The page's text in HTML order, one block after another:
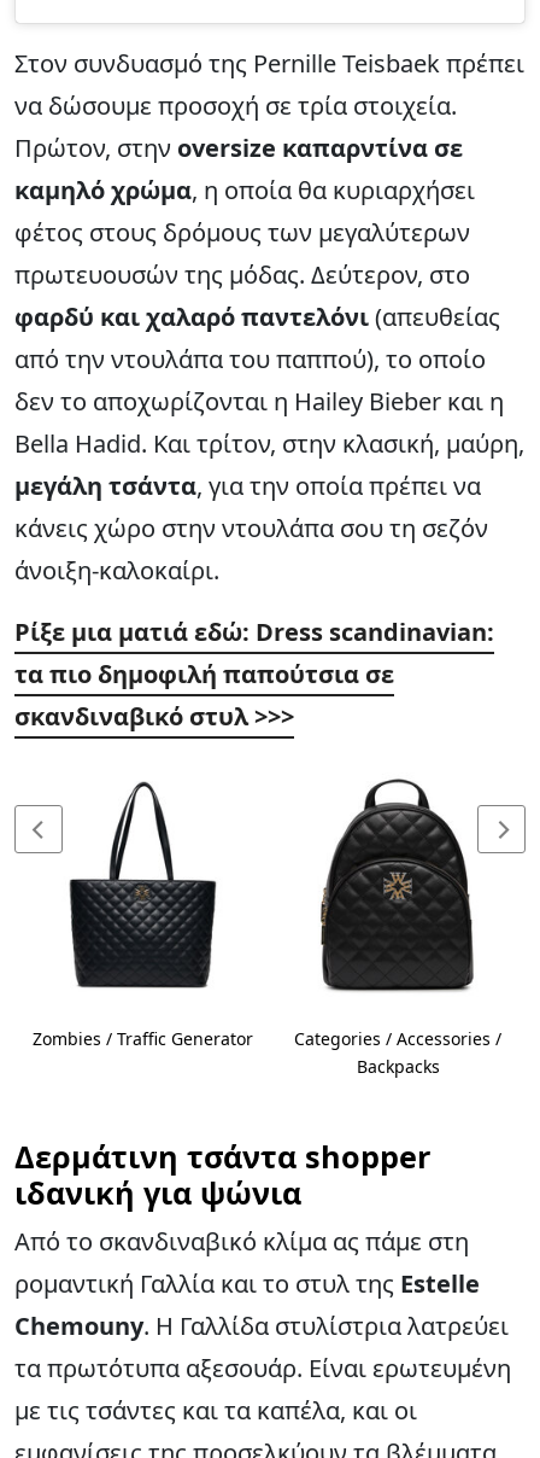
Στον συνδυασμό της Pernille Teisbaek πρέπει
να δώσουμε προσοχή σε τρία στοιχεία.
Πρώτον, στην oversize καπαρντίνα σε
καμηλό χρώμα, η οποία θα κυριαρχήσει
φέτος στους δρόμους των μεγαλύτερων
πρωτευουσών της μόδας. Δεύτερον, στο
φαρδύ και χαλαρό παντελόνι(απευθείας
από την ντουλάπα του παππού), το οποίο
δεν το αποχωρίζονται η Hailey Bieber και η
Bella Hadid. Και τρίτον, στην κλασική, μαύρη,
μεγάλη τσάντα, για την οποία πρέπει να
κάνεις χώρο στην ντουλάπα σου τη σεζόν
άνοιξη-καλοκαίρι.
Ρίξε μια ματιά εδώ: Dress scandinavian:
τα πιο δημοφιλή παπούτσια σε
σκανδιναβικό στυλ >>>
Zombies / Traffic Generator
Categories / Accessories /
Backpacks
Δερμάτινη τσάντα shopper
ιδανική για ψώνια
Από το σκανδιναβικό κλίμα ας πάμε στη
ρομαντική Γαλλία και το στυλ της Estelle
Chemouny. Η Γαλλίδα στυλίστρια λατρεύει
τα πρωτότυπα αξεσουάρ. Είναι ερωτευμένη
με τις τσάντες και τα καπέλα, και οι